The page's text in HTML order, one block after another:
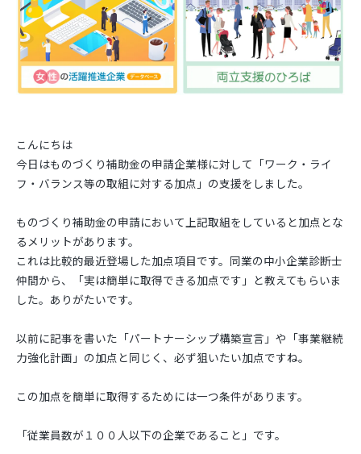
こんにちは
今日はものづくり補助金の申請企業様に対して「ワーク・ライ
フ・バランス等の取組に対する加点」の支援をしました。
ものづくり補助金の申請において上記取組をしていると加点とな
るメリットがあります。
これは比較的最近登場した加点項目です。同業の中小企業診断士
仲間から、「実は簡単に取得できる加点です」と教えてもらいま
した。ありがたいです。
以前に記事を書いた「パートナーシップ構築宣言」や「事業継続
力強化計画」の加点と同じく、必ず狙いたい加点ですね。
この加点を簡単に取得するためには一つ条件があります。
「従業員数が１００人以下の企業であること」です。